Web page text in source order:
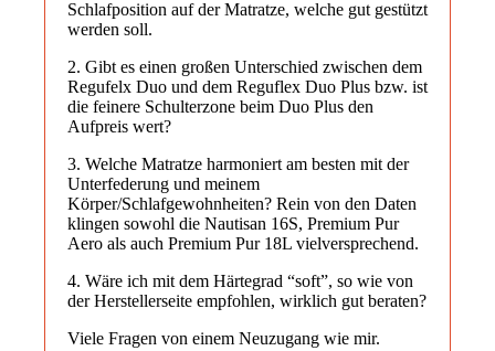
Schlafposition auf der Matratze, welche gut gestützt
werden soll.
2. Gibt es einen großen Unterschied zwischen dem
Regufelx Duo und dem Reguflex Duo Plus bzw. ist
die feinere Schulterzone beim Duo Plus den
Aufpreis wert?
3. Welche Matratze harmoniert am besten mit der
Unterfederung und meinem
Körper/Schlafgewohnheiten? Rein von den Daten
klingen sowohl die Nautisan 16S, Premium Pur
Aero als auch Premium Pur 18L vielversprechend.
4. Wäre ich mit dem Härtegrad “soft”, so wie von
der Herstellerseite empfohlen, wirklich gut beraten?
Viele Fragen von einem Neuzugang wie mir.